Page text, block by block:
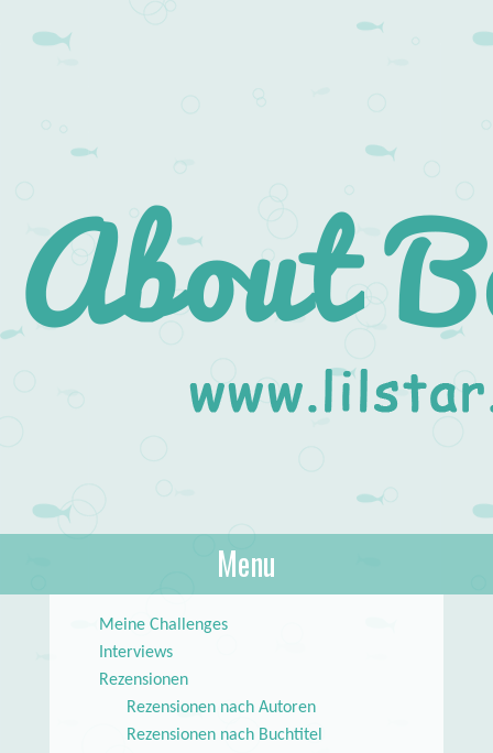
About Books
lilstar.de
Menu
Meine Challenges
Interviews
Rezensionen
Rezensionen nach Autoren
Rezensionen nach Buchtitel